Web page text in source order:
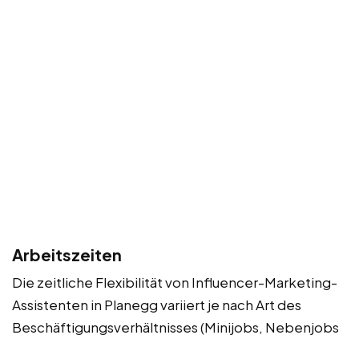
Arbeitszeiten
Die zeitliche Flexibilität von Influencer-Marketing-
Assistenten in Planegg variiert je nach Art des
Beschäftigungsverhältnisses (Minijobs, Nebenjobs